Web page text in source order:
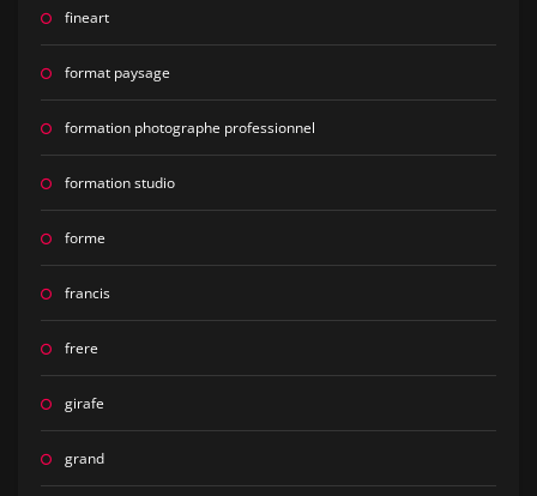
fineart
format paysage
formation photographe professionnel
formation studio
forme
francis
frere
girafe
grand